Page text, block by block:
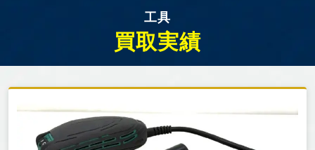
工具
買取実績